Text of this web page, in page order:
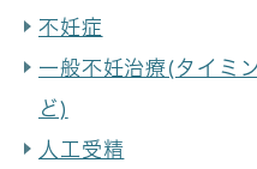
不妊症
一般不妊治療(タイミ
ど)
人工受精